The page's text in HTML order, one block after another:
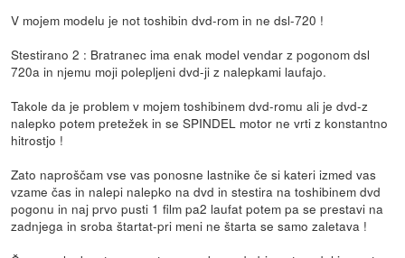
V mojem modelu je not toshibin dvd-rom in ne dsl-720 !
Stestirano 2 : Bratranec ima enak model vendar z pogonom dsl
720a in njemu moji polepljeni dvd-ji z nalepkami laufajo.
Takole da je problem v mojem toshibinem dvd-romu ali je dvd-z
nalepko potem pretežek in se SPINDEL motor ne vrti z konstantno
hitrostjo !
Zato naproščam vse vas ponosne lastnike če si kateri izmed vas
vzame čas in nalepi nalepko na dvd in stestira na toshibinem dvd
pogonu in naj prvo pusti 1 film pa2 laufat potem pa se prestavi na
zadnjega in sroba štartat-pri meni ne štarta se samo zaletava !